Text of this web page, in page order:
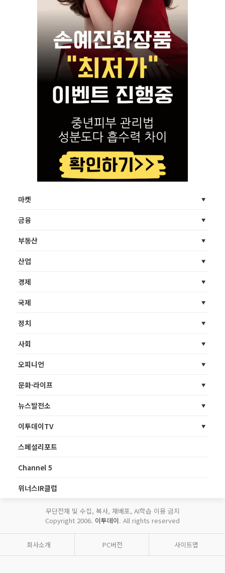
마켓
금융
부동산
산업
경제
국제
정치
사회
오피니언
문화·라이프
뉴스발전소
이투데이TV
스페셜리포트
Channel 5
위너스IR클럽
무단전재 및 수집, 복사, 재배포, AI학습 이용 금지
Copyright 2006. 이투데이. All rights reserved
회사소개 PC버전 사이트맵